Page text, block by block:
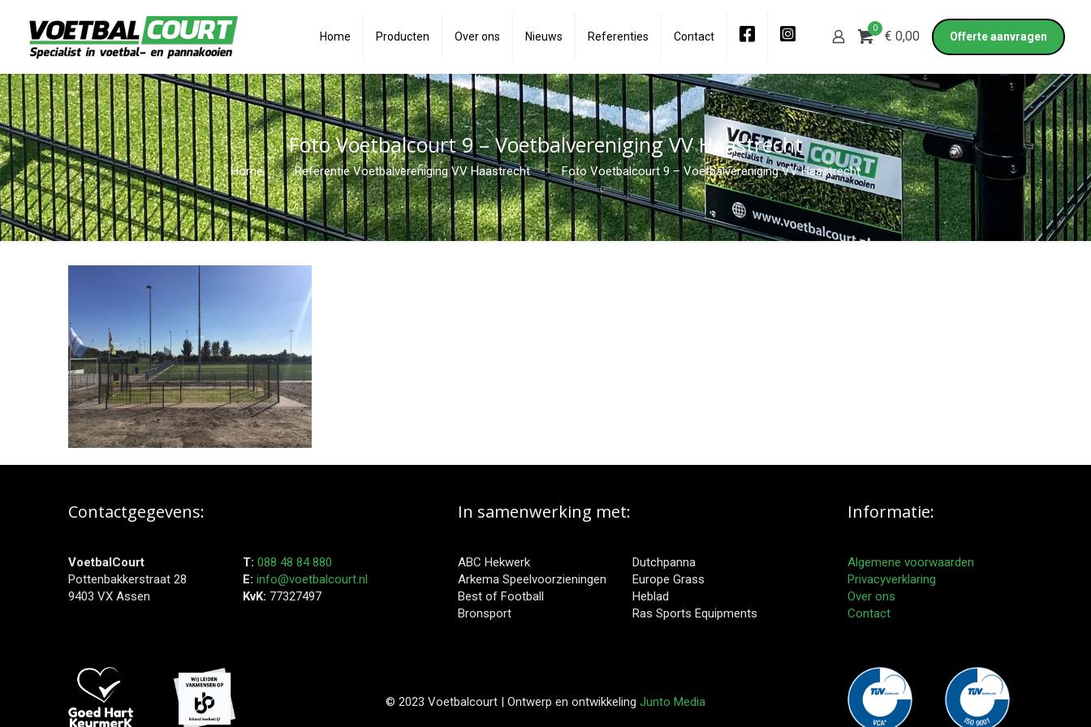
Home Producten Over ons Nieuws Referenties Contact
0
€ 0,00 Offerte aanvragen
Foto Voetbalcourt 9 – Voetbalvereniging VV Haastrecht
Home Referentie Voetbalvereniging VV Haastrecht Foto Voetbalcourt 9 – Voetbalvereniging VV Haastrecht
Contactgegevens:
VoetbalCourt
Pottenbakkerstraat 28
9403 VX Assen
T: 088 48 84 880
E: info@voetbalcourt.nl
KvK: 77327497
In samenwerking met:
ABC Hekwerk
Arkema Speelvoorzieningen
Best of Football
Bronsport
Dutchpanna
Europe Grass
Heblad
Ras Sports Equipments
Informatie:
Algemene voorwaarden
Privacyverklaring
Over ons
Contact
© 2023 Voetbalcourt | Ontwerp en ontwikkeling Junto Media